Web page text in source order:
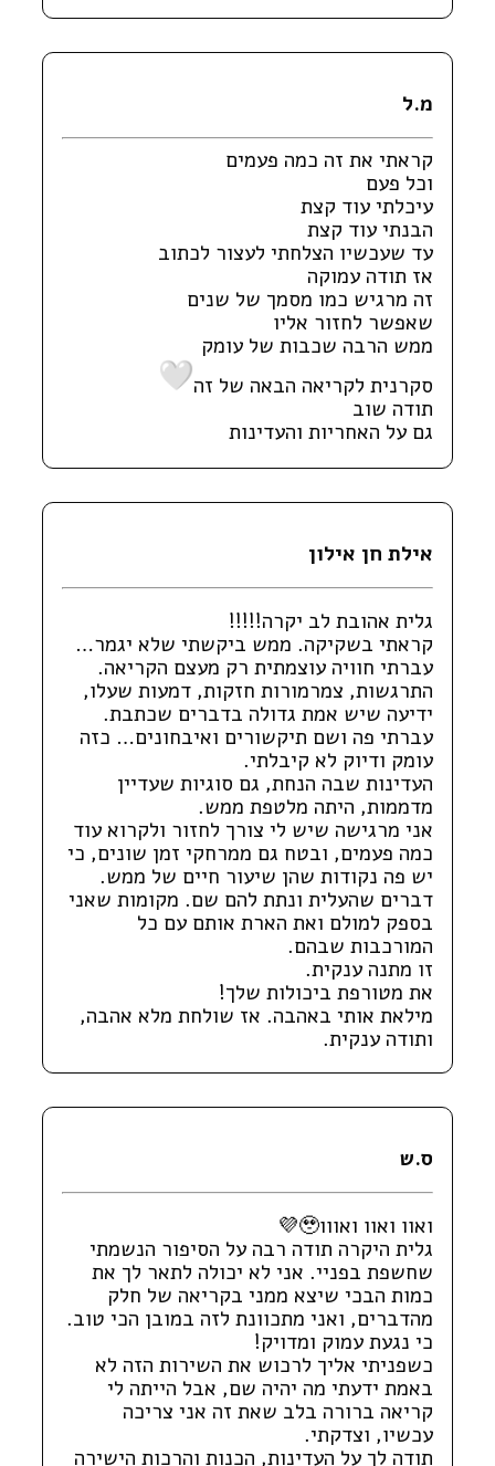
מ.ל
קראתי את זה כמה פעמים
וכל פעם
עיכלתי עוד קצת
הבנתי עוד קצת
עד שעכשיו הצלחתי לעצור לכתוב
אז תודה עמוקה
זה מרגיש כמו מסמך של שנים
שאפשר לחזור אליו
ממש הרבה שכבות של עומק
סקרנית לקריאה הבאה של זה
תודה שוב
גם על האחריות והעדינות
אילת חן אילון
גלית אהובת לב יקרה!!!!!
קראתי בשקיקה. ממש ביקשתי שלא יגמר…
עברתי חוויה עוצמתית רק מעצם הקריאה.
התרגשות, צמרמורות חזקות, דמעות שעלו,
ידיעה שיש אמת גדולה בדברים שכתבת.
עברתי פה ושם תיקשורים ואיבחונים… כזה
עומק ודיוק לא קיבלתי.
העדינות שבה הנחת, גם סוגיות שעדיין
מדממות, היתה מלטפת ממש.
אני מרגישה שיש לי צורך לחזור ולקרוא עוד
כמה פעמים, ובטח גם ממרחקי זמן שונים, כי
יש פה נקודות שהן שיעור חיים של ממש.
דברים שהעלית ונתת להם שם. מקומות שאני
בספק למולם ואת הארת אותם עם כל
המורכבות שבהם.
זו מתנה ענקית.
את מטורפת ביכולות שלך!
מילאת אותי באהבה. אז שולחת מלא אהבה,
ותודה ענקית.
ס.ש
ואוו ואוו ואווו🥹💜
גלית היקרה תודה רבה על הסיפור הנשמתי
שחשפת בפניי. אני לא יכולה לתאר לך את
כמות הבכי שיצא ממני בקריאה של חלק
מהדברים, ואני מתכוונת לזה במובן הכי טוב.
כי נגעת עמוק ומדויק!
כשפניתי אליך לרכוש את השירות הזה לא
באמת ידעתי מה יהיה שם, אבל הייתה לי
קריאה ברורה בלב שאת זה אני צריכה
עכשיו, וצדקתי.
תודה לך על העדינות, הכנות והרכות הישירה